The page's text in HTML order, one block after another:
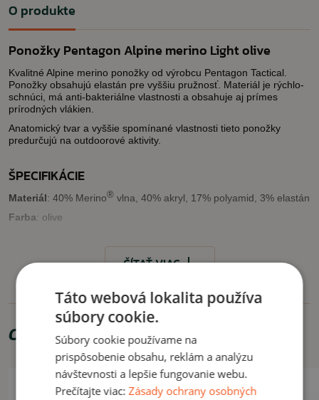
O produkte
Ponožky Pentagon Alpine merino Light olive
Kvalitné Alpine merino ponožky od výrobcu Pentagon Tactical.
Ponožky obsahujú elastán pre vyššiu pružnosť. Materiál je rýchlo-
schnúci, má anti-bakteriálne vlastnosti a obsahuje aj prímes
prírodných vlákien.
Anatomický tvar a vyššie spomínané vlastnosti tieto ponožky
predurčujú na outdoorové aktivity.
ŠPECIFIKÁCIE
Materiál: 40% Merino® vlna, 40% akryl, 17% polyamid, 3% elastán
Farba: olive
Outdoorové akivity.
ČÍTAŤ MENEJ
ČÍTAŤ VIAC
Odporúčame zakúpiť
Táto webová lokalita používa
súbory cookie.
Súbory cookie používame na
prispôsobenie obsahu, reklám a analýzu
návštevnosti a lepšie fungovanie webu.
Prečítajte viac:Zásady ochrany osobných